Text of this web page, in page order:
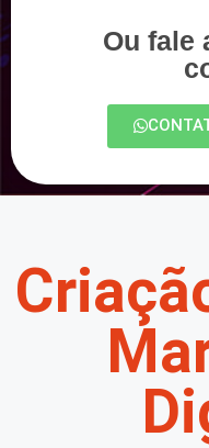
Ou fale